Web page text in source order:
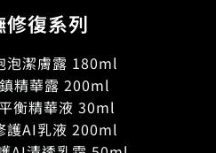
復系列
泡潔膚露 180ml
精華露 200ml
衡精華液 30ml
護AI乳液 200ml